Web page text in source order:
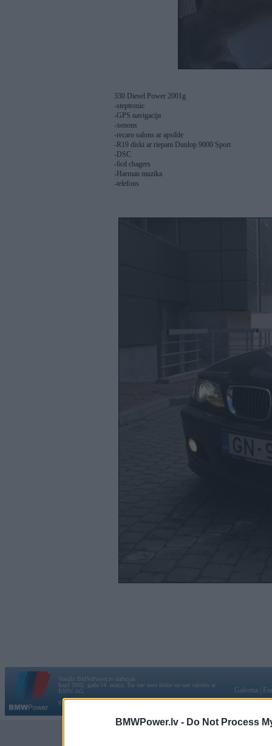
BMWPower.lv - Do Not Process
330 Diesel Power 2001g
-steptronic
-GPS navigacija
-xenons
-recaro salons ar apsilde
-R19 diski ar riepam Dunlop 9000 Sport
-DSC
-6cd chagers
-Harman muzika
-telefons
Vortāls BMWPower.lv darbojas
kopš 2002. gada 14. maija. Tas nav auto klubs un nav saistīts ar
BMW AG.
Par BMWPower
Galvena